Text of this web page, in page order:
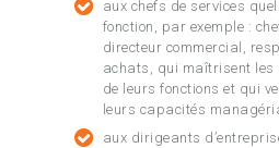
aux chefs de services
fonction, par exemple :
directeur commercial,
achats, qui maîtrisent les
de leurs fonctions et qui
leurs capacités
aux dirigeants